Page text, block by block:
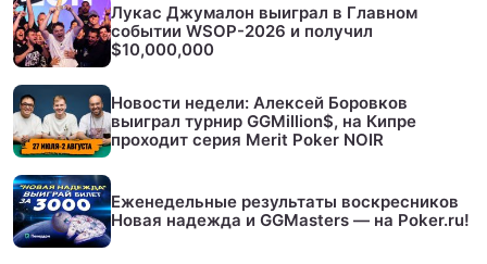
Лукас Джумалон выиграл в Главном
событии WSOP-2026 и получил
$10,000,000
Новости недели: Алексей Боровков
выиграл турнир GGMillion$, на Кипре
проходит серия Merit Poker NOIR
Еженедельные результаты воскресников
Новая надежда и GGMasters — на Poker.ru!